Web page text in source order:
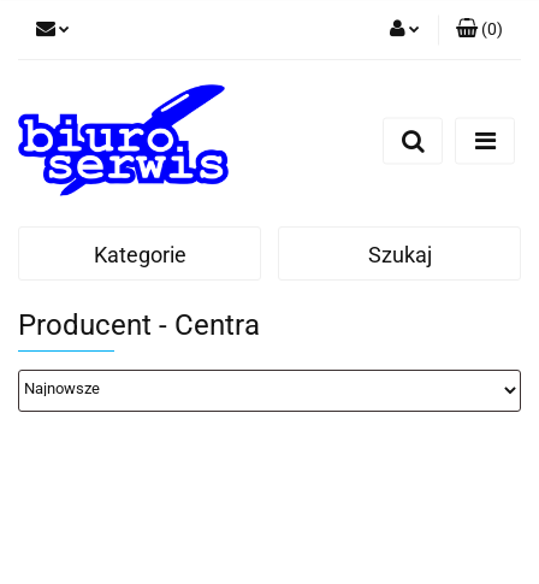
Zarejestruj się
(0)
Kategorie Szukaj
Producent - Centra